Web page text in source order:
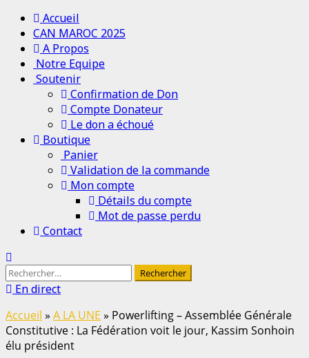
Menu
principal
Accueil
CAN MAROC 2025
A Propos
Notre Equipe
Soutenir
Confirmation de Don
Compte Donateur
Le don a échoué
Boutique
Panier
Validation de la commande
Mon compte
Détails du compte
Mot de passe perdu
Contact
Rechercher :
En direct
Accueil » A LA UNE » Powerlifting – Assemblée Générale
Constitutive : La Fédération voit le jour, Kassim Sonhoin
élu président